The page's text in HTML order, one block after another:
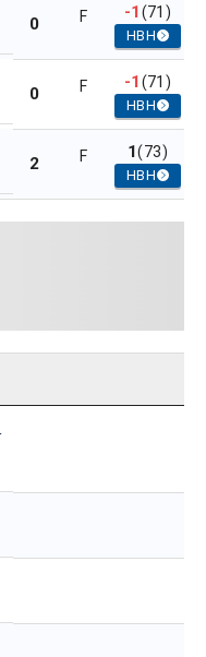
0 F -1(71)
HBH
0 F -1(71)
HBH
2 F 1(73)
HBH